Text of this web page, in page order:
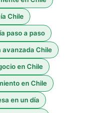
Chile
paso a paso
Chile
en Chile
en Chile
en un día